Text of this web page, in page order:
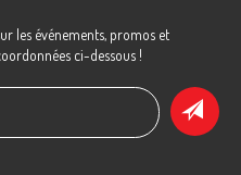
les événements, promos et
ci-dessous !